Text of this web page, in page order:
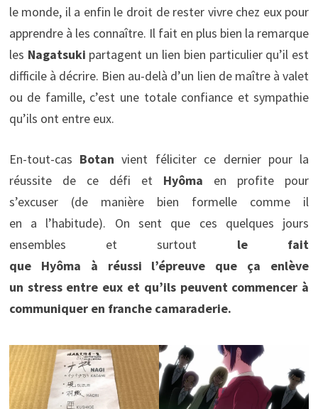
le monde, il a enfin le droit de rester vivre chez eux pour
apprendre à les connaître. Il fait en plus bien la remarque
les Nagatsuki partagent un lien bien particulier qu’il est
difficile à décrire. Bien au-delà d’un lien de maître à valet
ou de famille, c’est une totale confiance et sympathie
qu’ils ont entre eux.
En-tout-cas Botan vient féliciter ce dernier pour la
réussite de ce défi et Hyôma en profite pour
s’excuser (de manière bien formelle comme il
en a l’habitude). On sent que ces quelques jours
ensembles et surtout le fait
que Hyôma à réussi l’épreuve que ça enlève
un stress entre eux et qu’ils peuvent commencer à
communiquer en franche camaraderie.